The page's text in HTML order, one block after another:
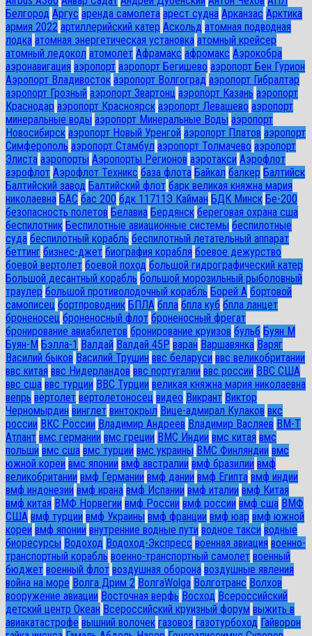
Белгород Аргус аренда самолета арест судна Арканзас Арктика
армия 2022 артиллерийский катер Аскольд атомная подводная
лодка атомная энергетическая установка атомный крейсер
атомный ледокол атомолет Афрамакс афромакс Аэрокобра
аэронавигация аэропорт аэропорт Бегишево аэропорт Бен Гурион
Аэропорт Владивосток аэропорт Волгоград аэропорт Гибралтар
аэропорт Грозный аэропорт Звартонц аэропорт Казань аэропорт
Краснодар аэропорт Красноярск аэропорт Левашево аэропорт
минеральные воды аэропорт Минеральные Воды аэропорт
Новосибирск аэропорт Новый Уренгой аэропорт Платов аэропорт
Симферополь аэропорт Стамбул аэропорт Толмачево аэропорт
Элиста аэропорты Аэропорты Регионов аэротакси Аэрофлот
аэрофлот Аэрофлот Техникс база флота Байкал балкер Балтийск
Балтийский завод Балтийский флот барк великая княжна мария
николаевна БАС бас 200 бдк 11711Э Кайман БДК Минск Бе-200
безопасность полетов Белавиа Бердянск береговая охрана сша
беспилотник Беспилотные авиационные системы беспилотные
суда беспилотный корабль беспилотный летательный аппарат
беттинг бизнес-джет биография корабля боевое дежурство
боевой вертолет боевой поход большой гидрографический катер
Большой десантный корабль большой морозильный рыболовный
траулер большой противолодочный корабль Борей А бортовой
самописец бортпроводник БПЛА бпла бпла куб бпла ланцет
броненосец броненосный флот броненосный фрегат
бронирование авиабилетов бронирование круизов бульб Буян М
Буян-М Бэлла-1 Валдай Валдай 45Р варан Варшавянка Варяг
Василий быков Василий Трушин ввс беларуси ввс великобритании
ввс китая ввс Нидерландов ввс португалии ввс россии ВВС США
ввс сша ввс турции ВВС Турции великая княжна мария николаевна
вепрь вертолет вертолетоносец видео Викрант Виктор
Черномырдин винглет винтокрыл Вице-адмирал Кулаков вкс
россии ВКС России Владимир Андреев Владимир Васляев ВМ-Т
Атлант вмс германии вмс греции ВМС Индии вмс китая вмс
польши вмс сша вмс турции вмс украины ВМС Финляндии вмс
южной кореи вмс японии вмф австралии вмф бразилии вмф
великобритании вмф Германии вмф дании вмф Египта вмф индии
вмф индонезии вмф ирана вмф Испании вмф италии вмф Китая
вмф китая ВМФ Норвегии вмф России вмф россии вмф сша ВМФ
США вмф турции вмф Украины вмф франции вмф юар вмф южной
кореи вмф японии внутренние водные пути водное такси водные
биоресурсы Водоход Водоход-Экспресс военная авиация военно-
транспортный корабль военно-транспортный самолет военный
бюджет военный флот воздушная оборона воздушные явления
война на море Волга Дрим 2 ВолгаWolga Волготранс Волхов
вооружение авиации Восточная верфь Восход Всероссийский
детский центр Океан Всероссийский круизный форум выжить в
авиакатастрофе вышний волочек газовоз газотурбоход Гайворон